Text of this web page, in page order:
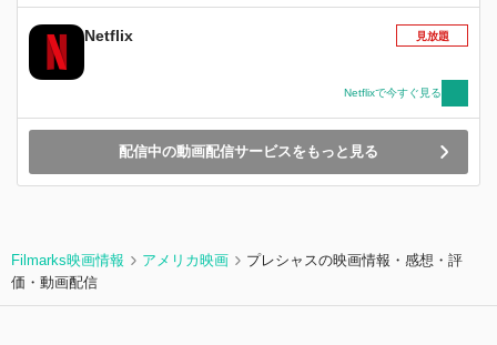
に火をともすような生活を送るシングルマザーの
半生を描きます。娘マディのために、より良い暮
らしを求めて虐待から逃れ、ホームレスから脱却
った彼女の、豊かな感情とユーモアのある視点か
ら描かれる本シリーズは、母親のたくましさをリ
Netflix 見放題
Netflixで今すぐ見る
配信中の動画配信サービスをもっと見る
Filmarks映画情報 アメリカ映画
プレシャスの映画情報・感想・評
価・動画配信